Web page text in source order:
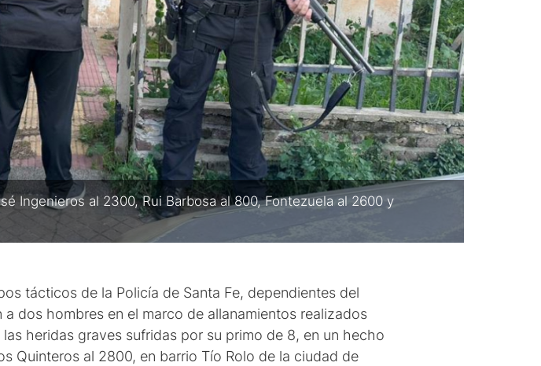
Ingenieros al 2300, Rui Barbosa al 800, Fontezuela al 2600 y
tácticos de la Policía de Santa Fe, dependientes del
dos hombres en el marco de allanamientos realizados
heridas graves sufridas por su primo de 8, en un hecho
Quinteros al 2800, en barrio Tío Rolo de la ciudad de